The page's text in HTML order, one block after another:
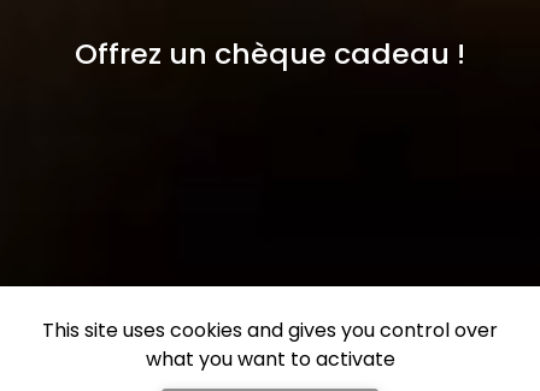
Offrez un chèque cadeau !
This site uses cookies and gives you control over
what you want to activate